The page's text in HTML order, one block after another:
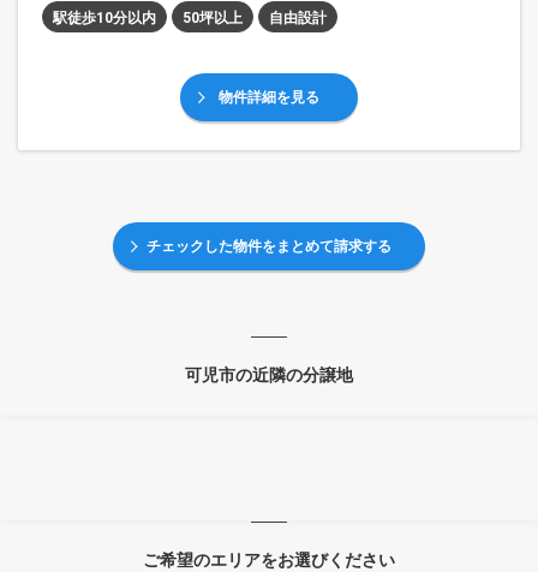
駅徒歩10分以内 50坪以上 自由設計
物件詳細を見る
チェックした物件をまとめて請求する
可児市の近隣の分譲地
ご希望のエリアをお選びください